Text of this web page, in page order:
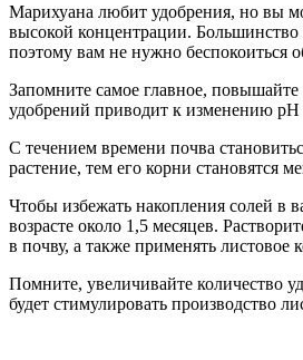
Марихуана любит удобрения, но вы
высокой концентрации. Большинство
поэтому вам не нужно беспокоиться
Запомните самое главное,
удобрений приводит к изменению рН
С течением времени почва
растение, тем его корни становятся
Чтобы избежать накопления солей в
возрасте около 1,5 месяцев.
в почву, а также применять листовое
Помните, увеличивайте количество
будет стимулировать производство